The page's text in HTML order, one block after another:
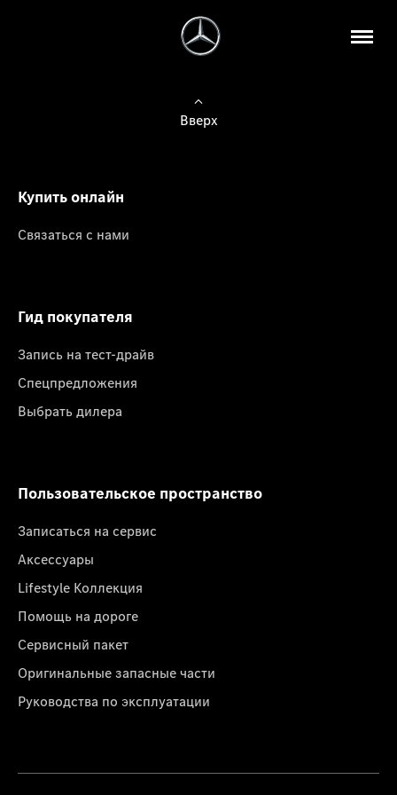
Вверх
Купить онлайн
Связаться с нами
Гид покупателя
Запись на тест-драйв
Спецпредложения
Выбрать дилера
Пользовательское пространство
Записаться на сервис
Аксессуары
Lifestyle Коллекция
Помощь на дороге
Сервисный пакет
Оригинальные запасные части
Руководства по эксплуатации